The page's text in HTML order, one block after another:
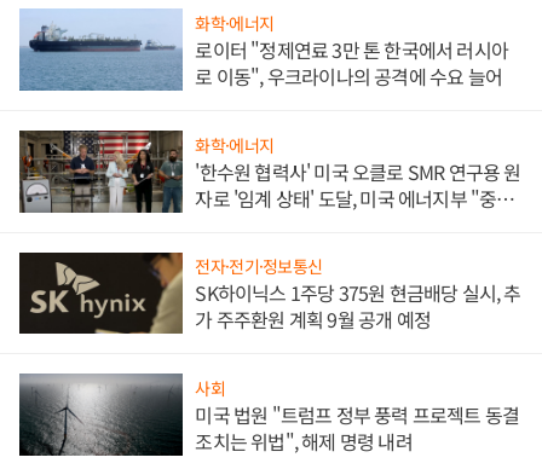
화학·에너지
로이터 "정제연료 3만 톤 한국에서 러시아
로 이동", 우크라이나의 공격에 수요 늘어
화학·에너지
'한수원 협력사' 미국 오클로 SMR 연구용 원
자로 '임계 상태' 도달, 미국 에너지부 "중요
전자·전기·정보통신
SK하이닉스 1주당 375원 현금배당 실시, 추
가 주주환원 계획 9월 공개 예정
사회
미국 법원 "트럼프 정부 풍력 프로젝트 동결
조치는 위법", 해제 명령 내려